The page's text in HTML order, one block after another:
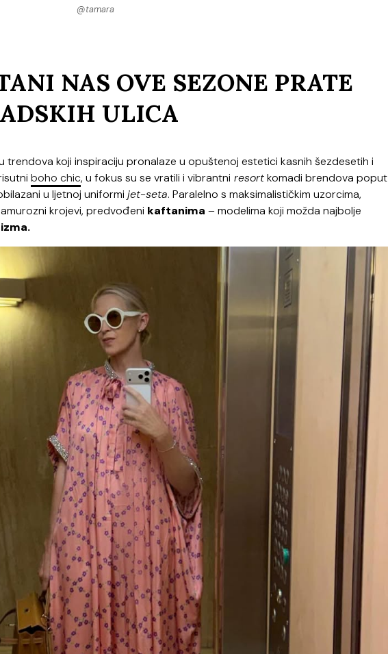
@tamara
NAS OVE SEZONE PRATE
ULICA
trendova koji inspiraciju pronalaze u opuštenoj estetici kasnih šezdesetih i
boho chic, u fokus su se vratili i vibrantni resortkomadi brendova poput
u ljetnoj uniformi jet-seta. Paralelno s maksimalističkim uzorcima,
krojevi, predvođeni kaftanima – modelima koji možda najbolje